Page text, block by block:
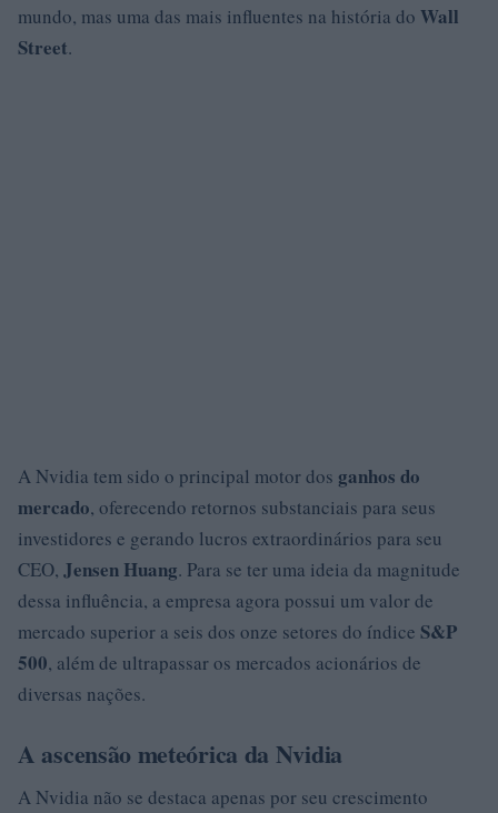
mundo, mas uma das mais influentes na história do Wall
Street.
A Nvidia tem sido o principal motor dos ganhos do
mercado, oferecendo retornos substanciais para seus
investidores e gerando lucros extraordinários para seu
CEO, Jensen Huang. Para se ter uma ideia da magnitude
dessa influência, a empresa agora possui um valor de
mercado superior a seis dos onze setores do índice S&P
500, além de ultrapassar os mercados acionários de
diversas nações.
A ascensão meteórica da Nvidia
A Nvidia não se destaca apenas por seu crescimento